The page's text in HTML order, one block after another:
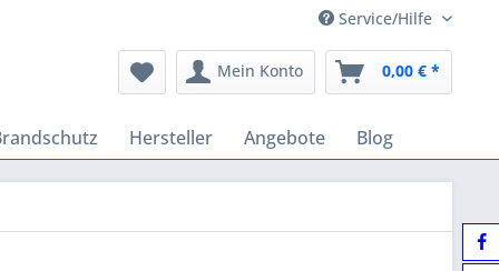
Service/Hilfe
Mein Konto 0,00 € *
Hersteller Angebote Blog